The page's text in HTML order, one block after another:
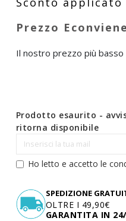
Il nostro prezzo più basso
Prodotto esaurito -
ritorna disponibile
Ho letto e accetto le
SPEDIZIONE
OLTRE I 49,90€
GARANTITA IN